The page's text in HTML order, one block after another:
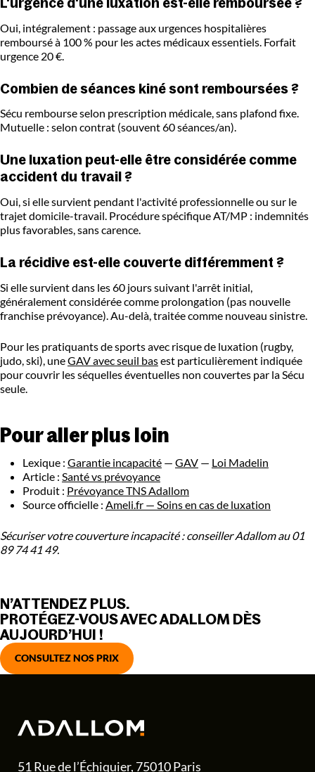
Oui, intégralement : passage aux urgences hospitalières
remboursé à 100 % pour les actes médicaux essentiels. Forfait
urgence 20 €.
Combien de séances kiné sont remboursées ?
Sécu rembourse selon prescription médicale, sans plafond fixe.
Mutuelle : selon contrat (souvent 60 séances/an).
Une luxation peut-elle être considérée comme
accident du travail ?
Oui, si elle survient pendant l'activité professionnelle ou sur le
trajet domicile-travail. Procédure spécifique AT/MP : indemnités
plus favorables, sans carence.
La récidive est-elle couverte différemment ?
Si elle survient dans les 60 jours suivant l'arrêt initial,
généralement considérée comme prolongation (pas nouvelle
franchise prévoyance). Au-delà, traitée comme nouveau sinistre.
Pour les pratiquants de sports avec risque de luxation (rugby,
judo, ski), uneGAV avec seuil basest particulièrement indiquée
pour couvrir les séquelles éventuelles non couvertes par la Sécu
seule.
Pour aller plus loin
Lexique : Garantie incapacité — GAV — Loi Madelin
Article : Santé vs prévoyance
Produit : Prévoyance TNS Adallom
Source officielle : Ameli.fr — Soins en cas de luxation
Sécuriser votre couverture incapacité : conseiller Adallom au 01
89 74 41 49.
N’ATTENDEZ PLUS.
PROTÉGEZ-VOUS AVEC ADALLOM DÈS
AUJOURD’HUI !
CONSULTEZ NOS PRIX
51 Rue de l’Échiquier, 75010 Paris